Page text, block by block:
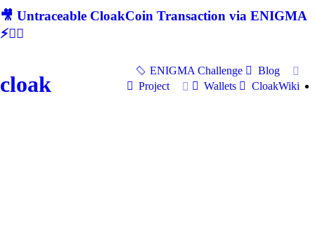
🎥 Untraceable CloakCoin Transaction via ENIGMA
⚡🕵‍♂
cloak
ENIGMA Challenge
Blog
Project
Wallets CloakWiki